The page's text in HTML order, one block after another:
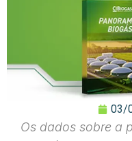
03/
Os dados sobre a